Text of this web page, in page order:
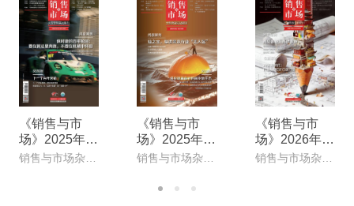
《销售与市
场》2025年1
2月上(总第85销售与市场杂志社
《销售与市
场》2025年8
月上(总第838
《销售与市
场》2026年5
月上(总第865销售与市场杂志社